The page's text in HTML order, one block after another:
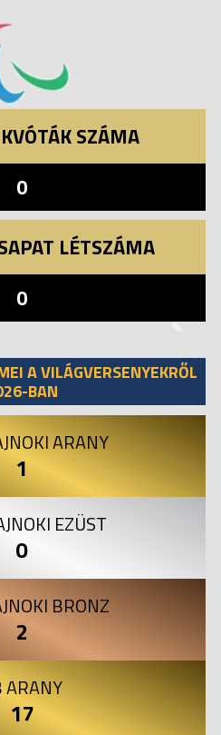
SZÁMA
0
LÉTSZÁMA
0
A VILÁGVERSENYEKRŐL
BAN
ARANY
1
EZÜST
0
BRONZ
2
ARANY
17